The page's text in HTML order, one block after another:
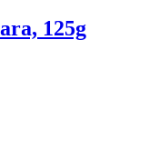
125g